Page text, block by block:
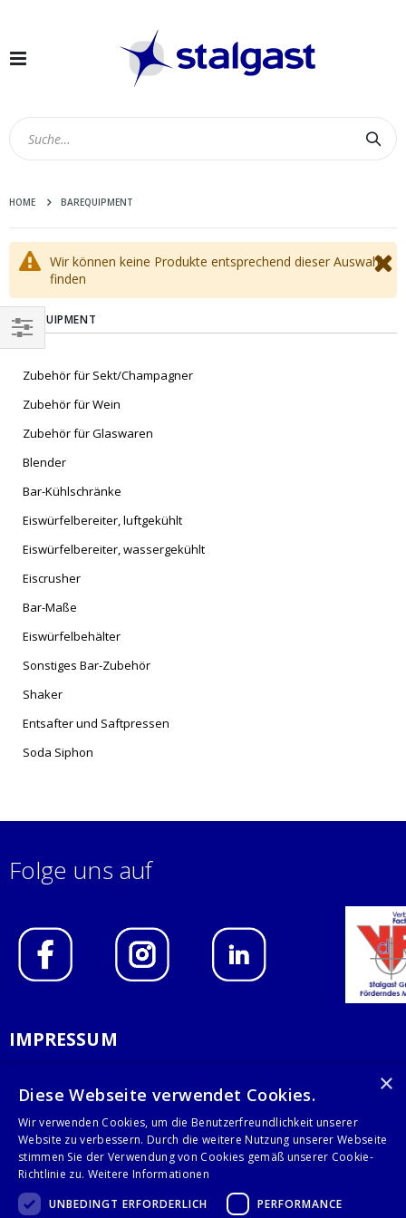
Navigation
HOME BAREQUIPMENT
Wir können keine Produkte entsprechend dieser Auswahl
finden
BAREQUIPMENT
Zubehör für Sekt/Champagner
Zubehör für Wein
Zubehör für Glaswaren
Blender
Bar-Kühlschränke
Eiswürfelbereiter, luftgekühlt
Eiswürfelbereiter, wassergekühlt
Eiscrusher
Bar-Maße
Eiswürfelbehälter
Sonstiges Bar-Zubehör
Shaker
Entsafter und Saftpressen
Soda Siphon
EINKAUFEN
NACH
Folge uns auf
IMPRESSUM
AGB
KONTAKT
Stalgast GmbH
×
Diese Webseite verwendet Cookies.
Wir verwenden Cookies, um die Benutzerfreundlichkeit unserer
Website zu verbessern. Durch die weitere Nutzung unserer Webseite
stimmen Sie der Verwendung von Cookies gemäß unserer Cookie-
Richtlinie zu. Weitere Informationen
UNBEDINGT ERFORDERLICH
PERFORMANCE